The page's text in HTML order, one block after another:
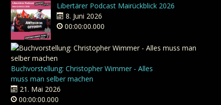
Libertärer Podcast Mairückblick 2026
8. Juni 2026
00:00:00.000
Buchvorstellung: Christopher Wimmer - Alles
muss man selber machen
21. Mai 2026
00:00:00.000